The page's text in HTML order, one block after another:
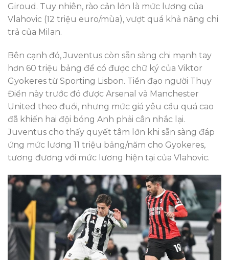
Giroud. Tuy nhiên, rào cản lớn là mức lương của
Vlahovic (12 triệu euro/mùa), vượt quá khả năng chi
trả của Milan.
Bên cạnh đó, Juventus còn sẵn sàng chi mạnh tay
hơn 60 triệu bảng để có được chữ ký của Viktor
Gyokeres từ Sporting Lisbon. Tiền đạo người Thụy
Điển này trước đó được Arsenal và Manchester
United theo đuổi, nhưng mức giá yêu cầu quá cao
đã khiến hai đội bóng Anh phải cân nhắc lại.
Juventus cho thấy quyết tâm lớn khi sẵn sàng đáp
ứng mức lương 11 triệu bảng/năm cho Gyokeres,
tương đương với mức lương hiện tại của Vlahovic.